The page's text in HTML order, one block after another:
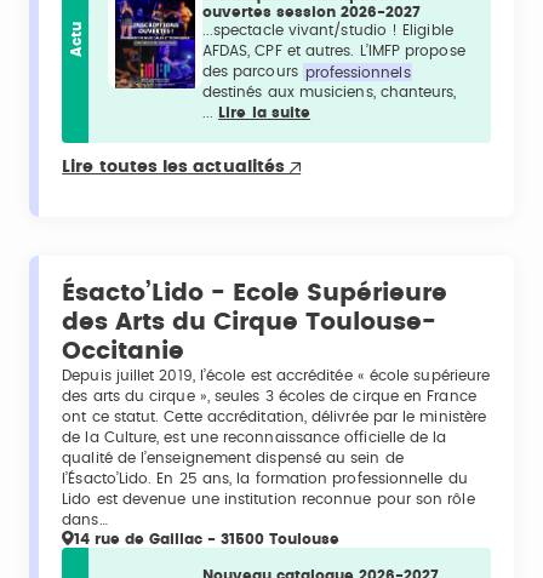
Actu
ouvertes session 2026-2027
...spectacle vivant/studio ! Eligible
AFDAS, CPF et autres. L’IMFP propose
des parcours professionnels
destinés aux musiciens, chanteurs,
...
Lire la suite
Lire toutes les actualités
Ésacto’Lido - Ecole Supérieure
des Arts du Cirque Toulouse-
Occitanie
Depuis juillet 2019, l’école est accréditée « école supérieure
des arts du cirque », seules 3 écoles de cirque en France
ont ce statut. Cette accréditation, délivrée par le ministère
de la Culture, est une reconnaissance officielle de la
qualité de l’enseignement dispensé au sein de
l’Ésacto’Lido. En 25 ans, la formation professionnelle du
Lido est devenue une institution reconnue pour son rôle
dans…
14 rue de Gaillac - 31500 Toulouse